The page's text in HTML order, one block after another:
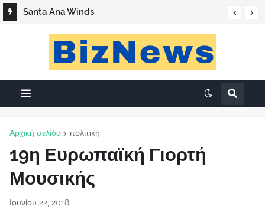
Santa Ana Winds
Αρχική σελίδα πολιτική
19η Ευρωπαϊκή Γιορτή
Μουσικής
Ιουνίου 22, 2018